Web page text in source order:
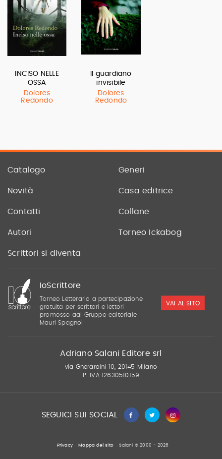
INCISO NELLE
OSSA
Dolores
Redondo
Il guardiano
invisibile
Dolores
Redondo
Catalogo Generi
Novità Casa editrice
Contatti Collane
Autori Torneo Ickabog
Scrittori si diventa
IoScrittore
Torneo Letterario a partecipazione
gratuita per scrittori e lettori
promosso dal Gruppo editoriale
Mauri Spagnol
VAI AL SITO
Adriano Salani Editore srl
via Gherardini 10, 20145 Milano
P. IVA 12630510159
SEGUICI SUI SOCIAL
Privacy Mappa del sito Salani © 2000 - 2026